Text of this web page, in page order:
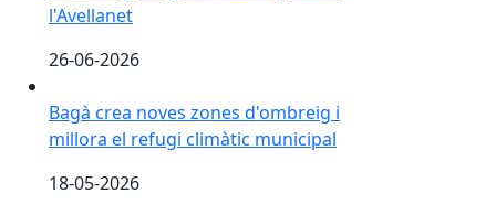
l'Avellanet
26-06-2026
Bagà crea noves zones d'ombreig i
millora el refugi climàtic municipal
18-05-2026